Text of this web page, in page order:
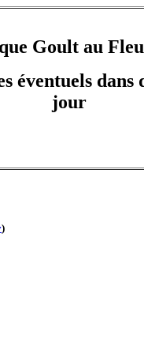
Goult au
éventuels dans
jour
)